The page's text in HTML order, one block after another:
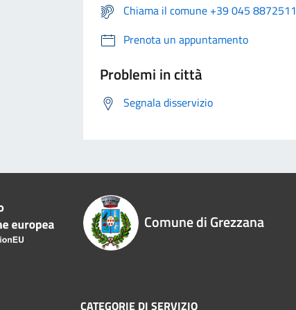
Chiama il comune +39 045 8872511
Prenota un appuntamento
Problemi in città
Segnala disservizio
Comune di Grezzana
CATEGORIE DI SERVIZIO